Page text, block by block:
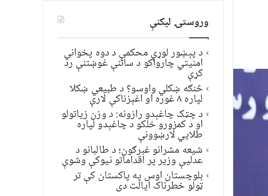
وروستۍ ليکنې
د پېښور لوړې محکمې د دوه پخواني
امنیتي چارواکو د ساتنې غوښتنې رد
کړې
څنګه ښکلي واوسو؟ د طبیعي ښکلا
لپاره ۸ غوره او اغېزناکې لارې
د چټک چاغېدو رازونه: د وزن زیاتولو
او د کمزورو خلکو د چاغېدو لپاره
طلایي لارښوونې
شیعه مشرانو غبرګون؛ د طالبانو د
عدلیې وزیر پر اقداماتو نیوکې وشوې
بلوچستان اوس په پاکستان کې تر
ټولو خطرناک ایالت دی